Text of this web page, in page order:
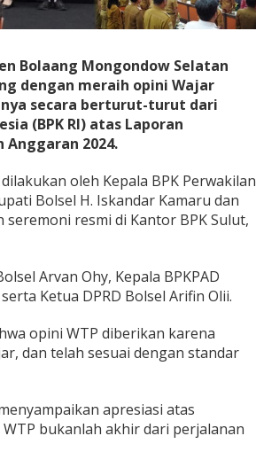
Bolaang Mongondow Selatan
dengan meraih opini Wajar
secara berturut-turut dari
(BPK RI) atas Laporan
Anggaran 2024.
oleh Kepala BPK Perwakilan
Bolsel H. Iskandar Kamaru dan
resmi di Kantor BPK Sulut,
Arvan Ohy, Kepala BPKPAD
Ketua DPRD Bolsel Arifin Olii.
opini WTP diberikan karena
dan telah sesuai dengan standar
apresiasi atas
bukanlah akhir dari perjalanan